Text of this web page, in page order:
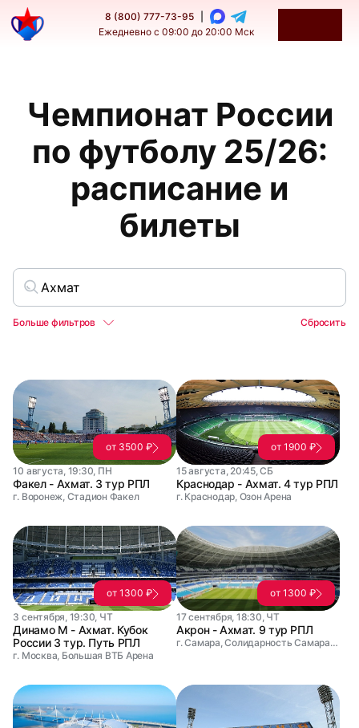
8 (800) 777-73-95
Ежедневно с 09:00 до 20:00 Мск
Чемпионат России
по футболу 25/26:
расписание и
билеты
Больше фильтров Сбросить
от 3500 ₽
10 августа, 19:30, ПН
Факел - Ахмат. 3 тур РПЛ
г. Воронеж, Стадион Факел
от 1900 ₽
15 августа, 20:45, СБ
Краснодар - Ахмат. 4 тур РПЛ
г. Краснодар, Озон Арена
от 1300 ₽
3 сентября, 19:30, ЧТ
Динамо М - Ахмат. Кубок
России 3 тур. Путь РПЛ
г. Москва, Большая ВТБ Арена
от 1300 ₽
17 сентября, 18:30, ЧТ
Акрон - Ахмат. 9 тур РПЛ
г. Самара, Солидарность Самара Арена